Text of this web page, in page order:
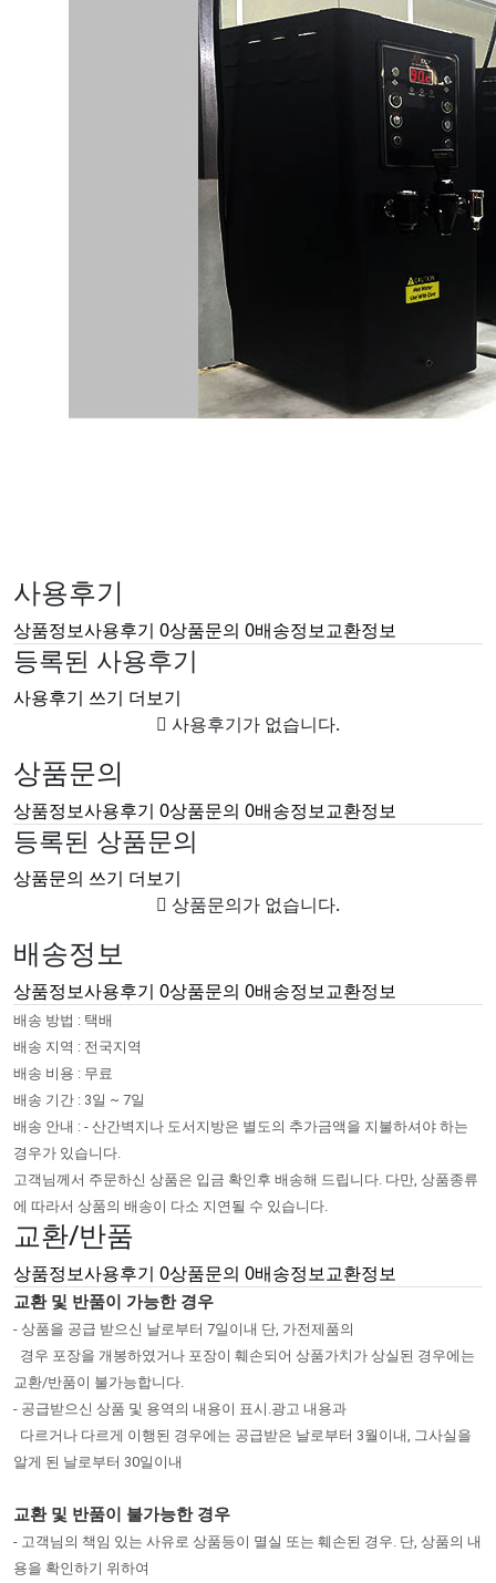
사용후기
상품정보사용후기 0상품문의 0배송정보교환정보
등록된 사용후기
사용후기 쓰기 더보기
사용후기가 없습니다.
상품문의
상품정보사용후기 0상품문의 0배송정보교환정보
등록된 상품문의
상품문의 쓰기 더보기
상품문의가 없습니다.
배송정보
상품정보사용후기 0상품문의 0배송정보교환정보
배송 방법 : 택배
배송 지역 : 전국지역
배송 비용 : 무료
배송 기간 : 3일 ~ 7일
배송 안내 : - 산간벽지나 도서지방은 별도의 추가금액을 지불하셔야 하는
경우가 있습니다.
고객님께서 주문하신 상품은 입금 확인후 배송해 드립니다. 다만, 상품종류
에 따라서 상품의 배송이 다소 지연될 수 있습니다.
교환/반품
상품정보사용후기 0상품문의 0배송정보교환정보
교환 및 반품이 가능한 경우
- 상품을 공급 받으신 날로부터 7일이내 단, 가전제품의
경우 포장을 개봉하였거나 포장이 훼손되어 상품가치가 상실된 경우에는
교환/반품이 불가능합니다.
- 공급받으신 상품 및 용역의 내용이 표시.광고 내용과
다르거나 다르게 이행된 경우에는 공급받은 날로부터 3월이내, 그사실을
알게 된 날로부터 30일이내
교환 및 반품이 불가능한 경우
- 고객님의 책임 있는 사유로 상품등이 멸실 또는 훼손된 경우. 단, 상품의 내
용을 확인하기 위하여